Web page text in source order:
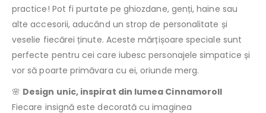
practice! Pot fi purtate pe ghiozdane, genți, haine sau
alte accesorii, aducând un strop de personalitate și
veselie fiecărei ținute. Aceste mărțișoare speciale sunt
perfecte pentru cei care iubesc personajele simpatice și
vor să poarte primăvara cu ei, oriunde merg.
🌸 Design unic, inspirat din lumea Cinnamoroll
Fiecare insignă este decorată cu imaginea